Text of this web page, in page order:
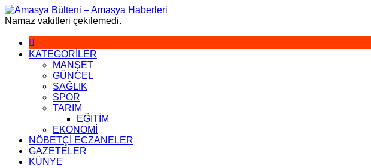
Skip
to
Namaz vakitleri çekilemedi.
KATEGORİLER
MANŞET
GÜNCEL
SAĞLIK
SPOR
TARIM
EĞİTİM
EKONOMİ
NÖBETÇİ ECZANELER
GAZETELER
KÜNYE